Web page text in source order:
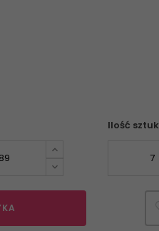
Ilość sztuk